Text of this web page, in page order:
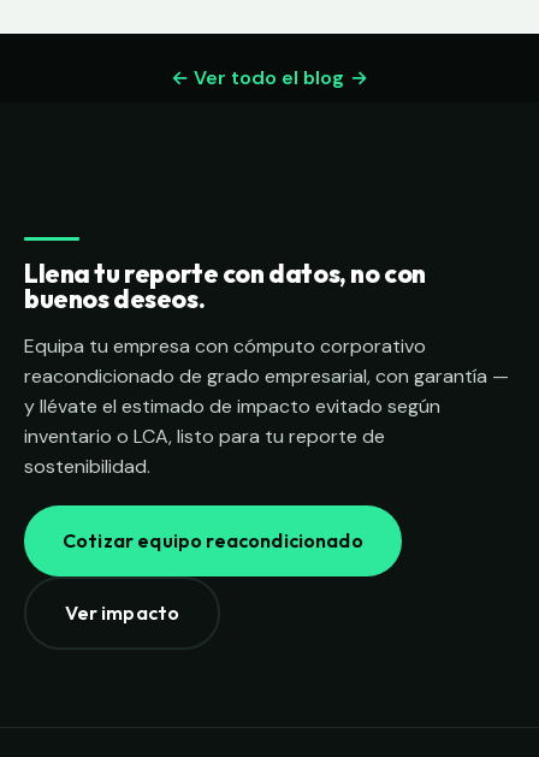
← Ver todo el blog
Llena tu reporte con datos, no con
buenos deseos.
Equipa tu empresa con cómputo corporativo
reacondicionado de grado empresarial, con garantía —
y llévate el estimado de impacto evitado según
inventario o LCA, listo para tu reporte de
sostenibilidad.
Cotizar equipo reacondicionado
Ver impacto